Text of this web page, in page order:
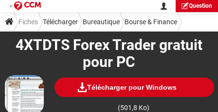
Question
4XTDTS Forex Trader gratuit
pour PC
Télécharger pour Windows
(501,8 Ko)
Fiches Télécharger Bureautique Bourse & Finance